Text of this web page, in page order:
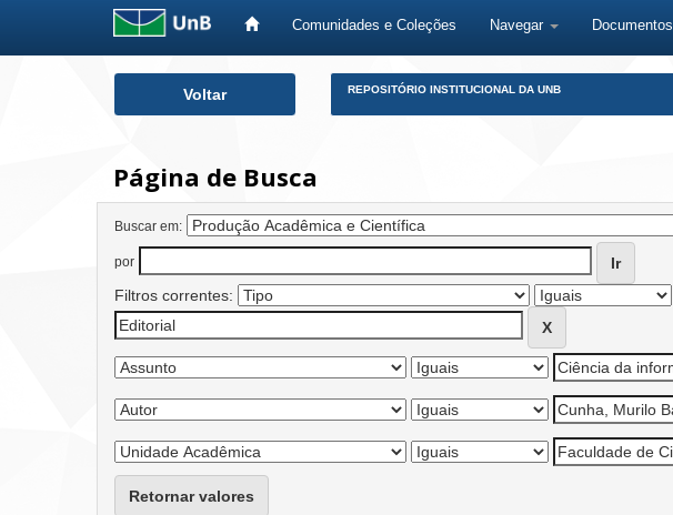
Comunidades e Coleções Navegar Documentos
Voltar REPOSITÓRIO INSTITUCIONAL DA UNB
Página de Busca
Buscar em:
por
Filtros correntes:
Retornar valores